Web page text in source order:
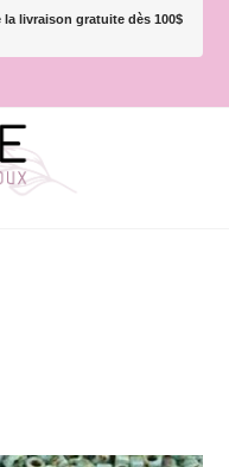
la livraison gratuite dès 100$